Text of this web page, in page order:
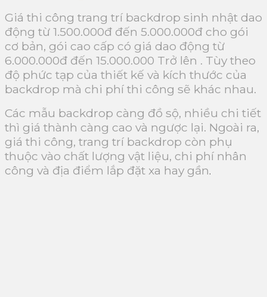
Giá thi công trang trí backdrop sinh nhật dao
động từ 1.500.000đ đến 5.000.000đ cho gói
cơ bản, gói cao cấp có giá dao động từ
6.000.000đ đến 15.000.000 Trở lên . Tùy theo
độ phức tạp của thiết kế và kích thước của
backdrop mà chi phí thi công sẽ khác nhau.
Các mẫu backdrop càng đồ sộ, nhiều chi tiết
thì giá thành càng cao và ngược lại. Ngoài ra,
giá thi công, trang trí backdrop còn phụ
thuộc vào chất lượng vật liệu, chi phí nhân
công và địa điểm lắp đặt xa hay gần.